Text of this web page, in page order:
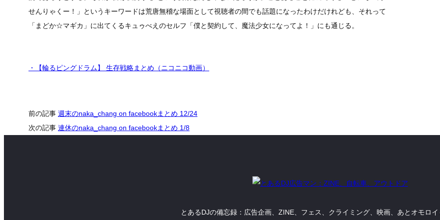
せんりゃくー！」というキーワードは荒唐無稽な場面として視聴者の間でも話題になったわけだけれども、それって
「まどか☆マギカ」に出てくるキュゥべえのセルフ「僕と契約して、魔法少女になってよ！」にも通じる。
・【輪るピングドラム】 生存戦略まとめ（ニコニコ動画）
前の記事 週末のnaka_chang on facebookまとめ 12/24
次の記事 連休のnaka_chang on facebookまとめ 1/8
とあるDJの備忘録：広告企画、ZINE、フェス、クライミング、映画、あとオモロイ